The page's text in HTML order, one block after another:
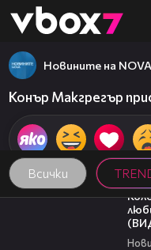
👾
Всички
Новините на NOVA
Конър Макгрегър
03:33